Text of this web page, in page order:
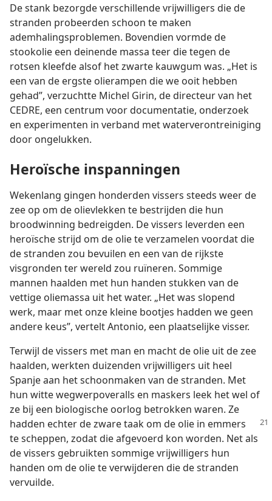
De stank bezorgde verschillende vrijwilligers die de
stranden probeerden schoon te maken
ademhalingsproblemen. Bovendien vormde de
stookolie een deinende massa teer die tegen de
rotsen kleefde alsof het zwarte kauwgum was. „Het is
een van de ergste olierampen die we ooit hebben
gehad”, verzuchtte Michel Girin, de directeur van het
CEDRE, een centrum voor documentatie, onderzoek
en experimenten in verband met waterverontreiniging
door ongelukken.
Heroïsche inspanningen
Wekenlang gingen honderden vissers steeds weer de
zee op om de olievlekken te bestrijden die hun
broodwinning bedreigden. De vissers leverden een
heroïsche strijd om de olie te verzamelen voordat die
de stranden zou bevuilen en een van de rijkste
visgronden ter wereld zou ruïneren. Sommige
mannen haalden met hun handen stukken van de
vettige oliemassa uit het water. „Het was slopend
werk, maar met onze kleine bootjes hadden we geen
andere keus”, vertelt Antonio, een plaatselijke visser.
Terwijl de vissers met man en macht de olie uit de zee
haalden, werkten duizenden vrijwilligers uit heel
Spanje aan het schoonmaken van de stranden. Met
hun witte wegwerpoveralls en maskers leek het wel of
ze bij een biologische oorlog betrokken waren. Ze
hadden echter de zware taak om de olie in emmers
te scheppen, zodat die afgevoerd kon worden. Net als
de vissers gebruikten sommige vrijwilligers hun
handen om de olie te verwijderen die de stranden
vervuilde.